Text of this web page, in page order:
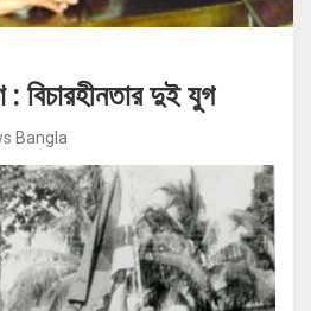
: বিচারহীনতার দুই যুগ
Bangla